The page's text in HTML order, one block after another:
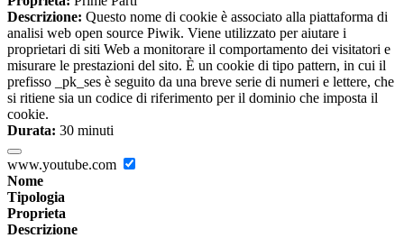
Descrizione: Questo nome di cookie è associato alla piattaforma di
analisi web open source Piwik. Viene utilizzato per aiutare i
proprietari di siti Web a monitorare il comportamento dei visitatori e
misurare le prestazioni del sito. È un cookie di tipo pattern, in cui il
prefisso _pk_ses è seguito da una breve serie di numeri e lettere, che
si ritiene sia un codice di riferimento per il dominio che imposta il
cookie.
Durata: 30 minuti
www.youtube.com
Nome
Tipologia
Proprieta
Descrizione